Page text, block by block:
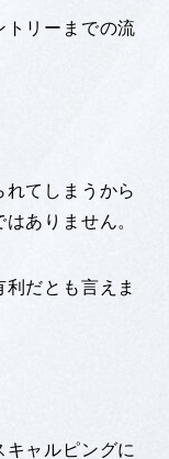
トリーまでの流
てしまうから
ありません。
だとも言えま
ャルピングに